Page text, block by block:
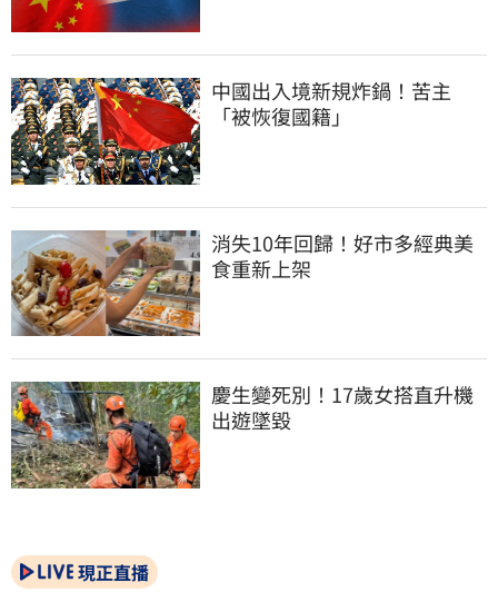
中國出入境新規炸鍋！苦主
「被恢復國籍」
消失10年回歸！好市多經典美
食重新上架
慶生變死別！17歲女搭直升機
出遊墜毀
現正直播